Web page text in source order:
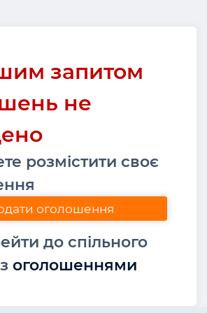
запитом
не
розмістити своє
оголошення
до спільного
оголошеннями